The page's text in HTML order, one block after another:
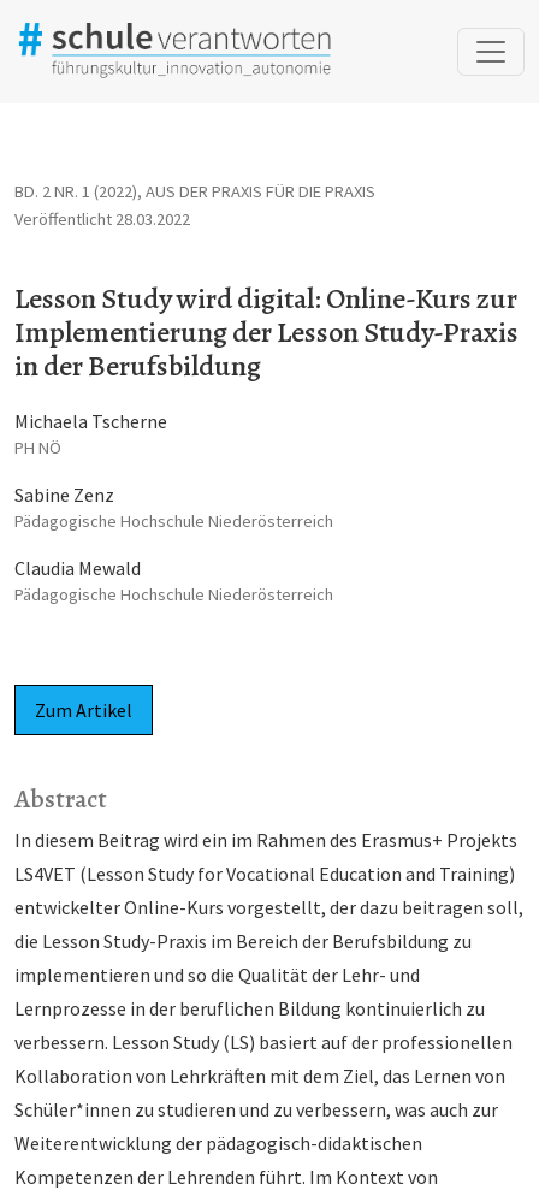
BD. 2 NR. 1 (2022), AUS DER PRAXIS FÜR DIE PRAXIS
Lesson Study wird digital: Online-Kurs zur
Implementierung der Lesson Study-Praxis
in der Berufsbildung
Veröffentlicht 28.03.2022
Michaela Tscherne
PH NÖ
Sabine Zenz
Pädagogische Hochschule Niederösterreich
Claudia Mewald
Pädagogische Hochschule Niederösterreich
Zum Artikel
Abstract
In diesem Beitrag wird ein im Rahmen des Erasmus+ Projekts
LS4VET (Lesson Study for Vocational Education and Training)
entwickelter Online-Kurs vorgestellt, der dazu beitragen soll,
die Lesson Study-Praxis im Bereich der Berufsbildung zu
implementieren und so die Qualität der Lehr- und
Lernprozesse in der beruflichen Bildung kontinuierlich zu
verbessern. Lesson Study (LS) basiert auf der professionellen
Kollaboration von Lehrkräften mit dem Ziel, das Lernen von
Schüler*innen zu studieren und zu verbessern, was auch zur
Weiterentwicklung der pädagogisch-didaktischen
Kompetenzen der Lehrenden führt. Im Kontext von